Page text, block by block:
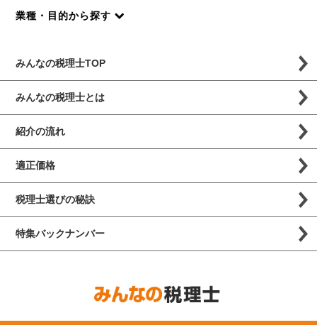
業種・目的から探す
みんなの税理士TOP
みんなの税理士とは
紹介の流れ
適正価格
税理士選びの秘訣
特集バックナンバー